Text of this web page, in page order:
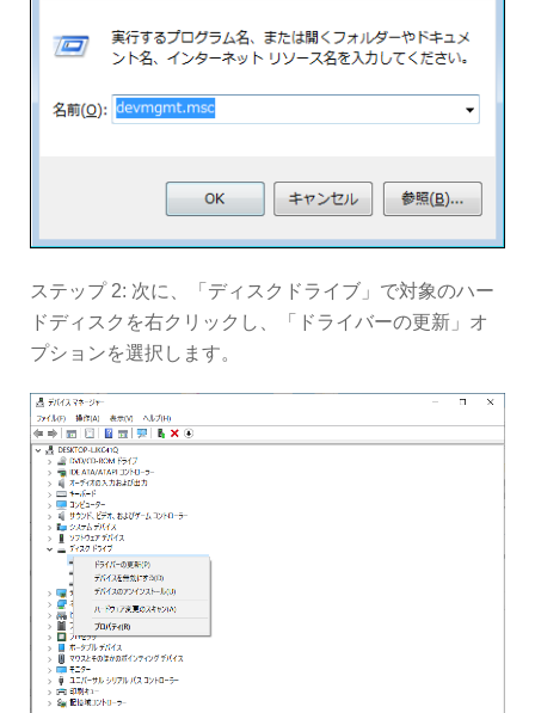
ステップ 2: 次に、「ディスクドライブ」で対象のハー
ドディスクを右クリックし、「ドライバーの更新」オ
プションを選択します。